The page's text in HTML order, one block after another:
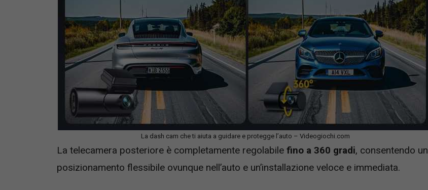
La dash cam che ti aiuta a guidare e protegge l’auto – Videogiochi.com
La telecamera posteriore è completamente regolabile fino a 360 gradi, consentendo un
posizionamento flessibile ovunque nell’auto e un’installazione veloce e immediata.